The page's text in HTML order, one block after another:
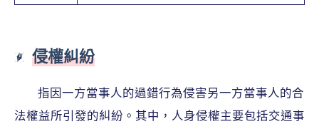
侵權糾紛
指因一方當事人的過錯行為侵害另一方當事人的合
法權益所引發的糾紛。其中，人身侵權主要包括交通事